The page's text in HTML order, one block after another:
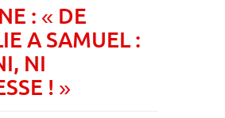
: « DE
A SAMUEL :
NI
! »